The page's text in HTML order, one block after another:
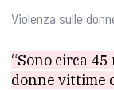
Violenza sulle
“Sono circa
donne vittime